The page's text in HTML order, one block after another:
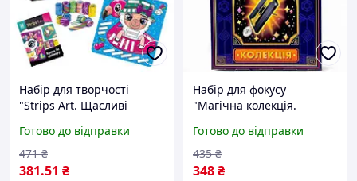
Набір для творчості
"Strips Art. Щасливі
Готово до відправки
381.51 ₴
471 ₴
Набір для фокусу
"Магічна колекція.
Готово до відправки
348₴
435 ₴